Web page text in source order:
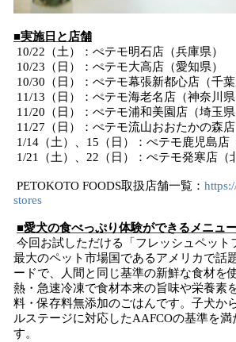
■実施日と店舗
10/22（土）：ぺテモ明石店（兵庫県）
10/23（日）：ぺテモ大高店（愛知県）
10/30（日）：ぺテモ幕張新都心店（千葉
11/13（日）：ぺテモ海老名店（神奈川県
11/20（日）：ぺテモ浦和美園店（埼玉県
11/27（日）：ぺテモ流山おおたかの森店
1/14（土）、15（日）：ぺテモ鹿児島店
1/21（土）、22（日）：ぺテモ発寒店（
PETOKOTO FOODS取扱店舗一覧：
stores
■愛犬の食べっぷり体験ができるメニュ
今回お試しただける「フレッシュペット
最大のペット市場国であるアメリカで話
ードで、人間と同じ基準の新鮮な食材を
熱・急速冷凍で食材本来の旨味や栄養素
料・保存料無添加のごはんです。子犬か
ルステージに対応したAAFCOの基準を
す。